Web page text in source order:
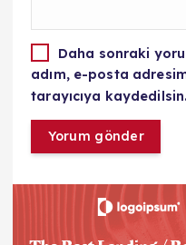
Daha sonraki
adım, e-posta
tarayıcıya kaydedilsin.